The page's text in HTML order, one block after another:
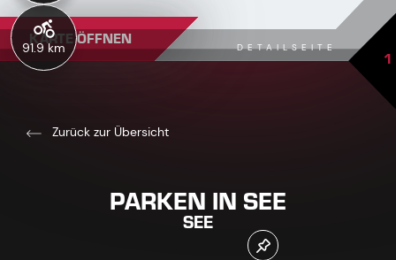
91.9 km
KARTE ÖFFNEN DETAILSEITE 1
Zurück zur Übersicht
PARKEN IN SEE
SEE